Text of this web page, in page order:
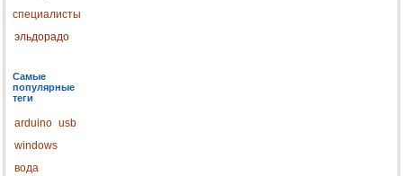
специалисты
эльдорадо
Самые
популярные
теги
arduino usb
windows
вода